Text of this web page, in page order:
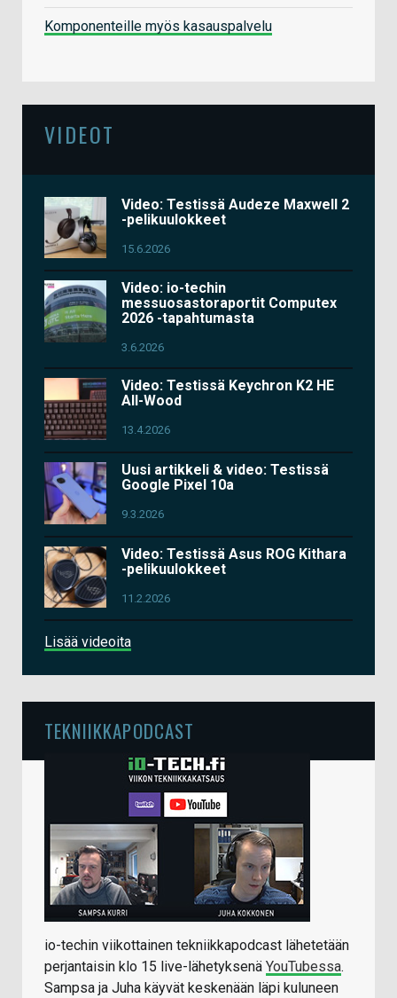
Komponenteille myös kasauspalvelu
VIDEOT
Video: Testissä Audeze Maxwell 2
-pelikuulokkeet
15.6.2026
Video: io-techin
messuosastoraportit Computex
2026 -tapahtumasta
3.6.2026
Video: Testissä Keychron K2 HE
All-Wood
13.4.2026
Uusi artikkeli & video: Testissä
Google Pixel 10a
9.3.2026
Video: Testissä Asus ROG Kithara
-pelikuulokkeet
11.2.2026
Lisää videoita
TEKNIIKKAPODCAST
io-techin viikottainen tekniikkapodcast lähetetään
perjantaisin klo 15 live-lähetyksenä YouTubessa.
Sampsa ja Juha käyvät keskenään läpi kuluneen